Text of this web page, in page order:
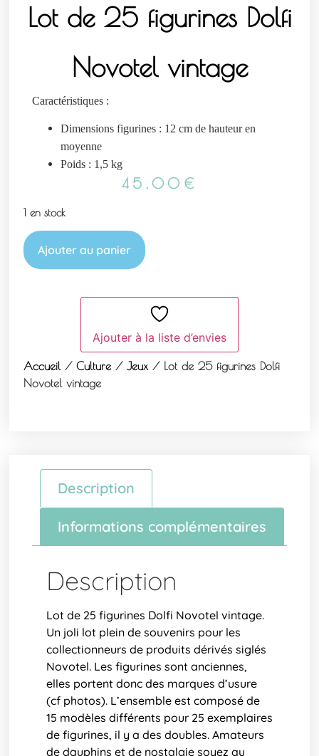
Lot de 25 figurines Dolfi
Novotel vintage
Caractéristiques :
Dimensions figurines : 12 cm de hauteur en
moyenne
Poids : 1,5 kg
45,00 €
1 en stock
Ajouter au panier
Ajouter à la liste d’envies
Accueil /Culture /Jeux / Lot de 25 figurines Dolfi
Novotel vintage
Description
Informations complémentaires
Description
Lot de 25 figurines Dolfi Novotel vintage.
Un joli lot plein de souvenirs pour les
collectionneurs de produits dérivés siglés
Novotel. Les figurines sont anciennes,
elles portent donc des marques d’usure
(cf photos). L’ensemble est composé de
15 modèles différents pour 25 exemplaires
de figurines, il y a des doubles. Amateurs
de dauphins et de nostalgie soyez au